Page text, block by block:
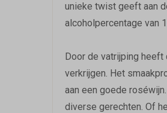
unieke twist geeft aan
alcoholpercentage van
Door de vatrijping
verkrijgen. Het
aan een goede
diverse gerechten. Of